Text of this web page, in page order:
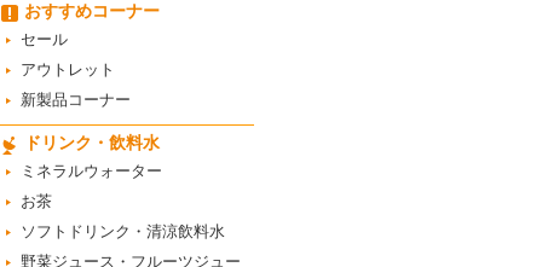
おすすめコーナー
セール
アウトレット
新製品コーナー
ドリンク・飲料水
ミネラルウォーター
お茶
ソフトドリンク・清涼飲料水
野菜ジュース・フルーツジュー